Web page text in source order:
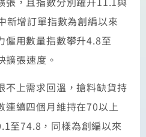
新增訂單指數為創編以來
僱用數量指數攀升4.8至
擴張速度。
不上需求回溫，搶料缺貨持
連續四個月維持在70以上
至74.8，同樣為創編以來